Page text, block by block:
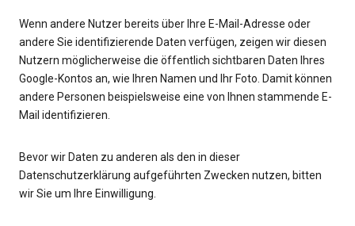
Wenn andere Nutzer bereits über Ihre E-Mail-Adresse oder
andere Sie identifizierende Daten verfügen, zeigen wir diesen
Nutzern möglicherweise die öffentlich sichtbaren Daten Ihres
Google-Kontos an, wie Ihren Namen und Ihr Foto. Damit können
andere Personen beispielsweise eine von Ihnen stammende E-
Mail identifizieren.
Bevor wir Daten zu anderen als den in dieser
Datenschutzerklärung aufgeführten Zwecken nutzen, bitten
wir Sie um Ihre Einwilligung.